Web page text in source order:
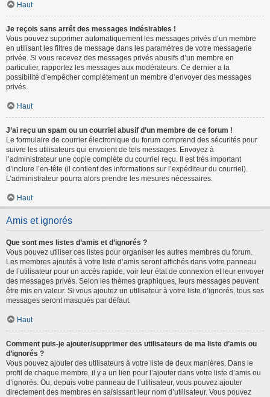
Haut
Je reçois sans arrêt des messages indésirables !
Vous pouvez supprimer automatiquement les messages privés d’un membre
en utilisant les filtres de message dans les paramètres de votre messagerie
privée. Si vous recevez des messages privés abusifs d’un membre en
particulier, rapportez les messages aux modérateurs. Ce dernier a la
possibilité d’empêcher complètement un membre d’envoyer des messages
privés.
Haut
J’ai reçu un spam ou un courriel abusif d’un membre de ce forum !
Le formulaire de courrier électronique du forum comprend des sécurités pour
suivre les utilisateurs qui envoient de tels messages. Envoyez à
l’administrateur une copie complète du courriel reçu. Il est très important
d’inclure l’en-tête (il contient des informations sur l’expéditeur du courriel).
L’administrateur pourra alors prendre les mesures nécessaires.
Haut
Amis et ignorés
Que sont mes listes d’amis et d’ignorés ?
Vous pouvez utiliser ces listes pour organiser les autres membres du forum.
Les membres ajoutés à votre liste d’amis seront affichés dans votre panneau
de l’utilisateur pour un accès rapide, voir leur état de connexion et leur envoyer
des messages privés. Selon les thèmes graphiques, leurs messages peuvent
être mis en valeur. Si vous ajoutez un utilisateur à votre liste d’ignorés, tous ses
messages seront masqués par défaut.
Haut
Comment puis-je ajouter/supprimer des utilisateurs de ma liste d’amis ou
d’ignorés ?
Vous pouvez ajouter des utilisateurs à votre liste de deux manières. Dans le
profil de chaque membre, il y a un lien pour l’ajouter dans votre liste d’amis ou
d’ignorés. Ou, depuis votre panneau de l’utilisateur, vous pouvez ajouter
directement des membres en saisissant leur nom d’utilisateur. Vous pouvez